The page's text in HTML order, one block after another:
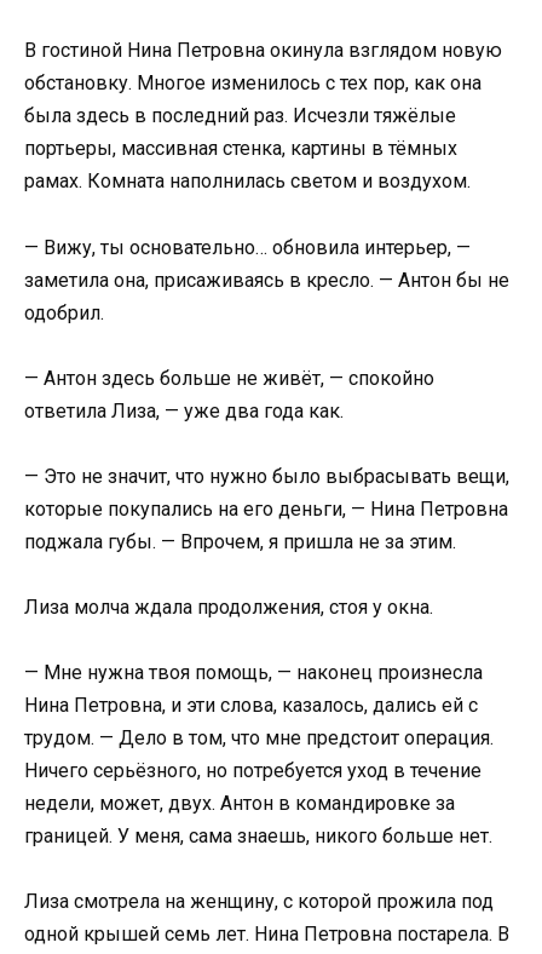
В гостиной Нина Петровна окинула взглядом новую
обстановку. Многое изменилось с тех пор, как она
была здесь в последний раз. Исчезли тяжёлые
портьеры, массивная стенка, картины в тёмных
рамах. Комната наполнилась светом и воздухом.
— Вижу, ты основательно… обновила интерьер, —
заметила она, присаживаясь в кресло. — Антон бы не
одобрил.
— Антон здесь больше не живёт, — спокойно
ответила Лиза, — уже два года как.
— Это не значит, что нужно было выбрасывать вещи,
которые покупались на его деньги, — Нина Петровна
поджала губы. — Впрочем, я пришла не за этим.
Лиза молча ждала продолжения, стоя у окна.
— Мне нужна твоя помощь, — наконец произнесла
Нина Петровна, и эти слова, казалось, дались ей с
трудом. — Дело в том, что мне предстоит операция.
Ничего серьёзного, но потребуется уход в течение
недели, может, двух. Антон в командировке за
границей. У меня, сама знаешь, никого больше нет.
Лиза смотрела на женщину, с которой прожила под
одной крышей семь лет. Нина Петровна постарела. В